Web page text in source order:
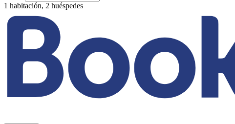
1 habitación, 2 huéspedes